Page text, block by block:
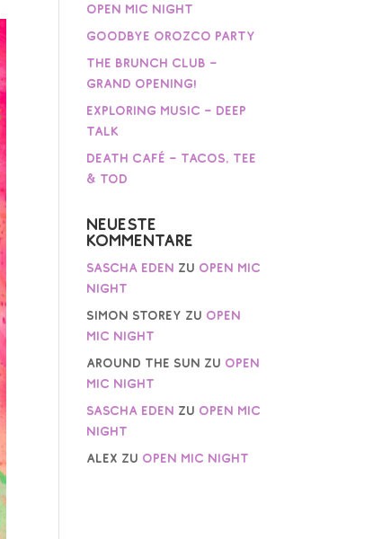
Open Mic Night
Goodbye Orozco Party
The Brunch Club –
Grand Opening!
Exploring Music – Deep
Talk
Death Café – Tacos, Tee
& Tod
Neueste
Kommentare
Sascha Eden zu Open Mic
Night
Simon Storey zu Open
Mic Night
AROUND THE SUN zu Open
Mic Night
Sascha Eden zu Open Mic
Night
Alex zu Open Mic Night